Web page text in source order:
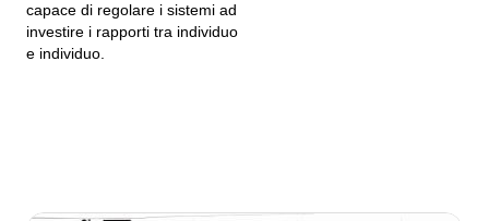
capace di regolare i sistemi ad
investire i rapporti tra individuo
e individuo.